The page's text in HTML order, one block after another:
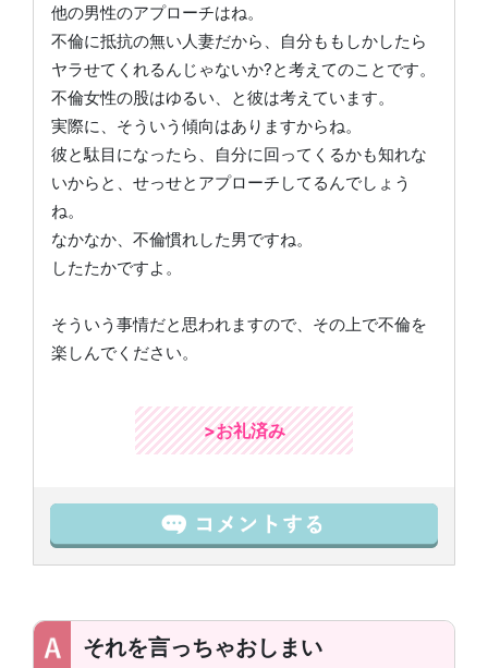
他の男性のアプローチはね。
不倫に抵抗の無い人妻だから、自分ももしかしたら
ヤラせてくれるんじゃないか?と考えてのことです。
不倫女性の股はゆるい、と彼は考えています。
実際に、そういう傾向はありますからね。
彼と駄目になったら、自分に回ってくるかも知れな
いからと、せっせとアプローチしてるんでしょう
ね。
なかなか、不倫慣れした男ですね。
したたかですよ。
そういう事情だと思われますので、その上で不倫を
楽しんでください。
>お礼済み
それを言っちゃおしまい